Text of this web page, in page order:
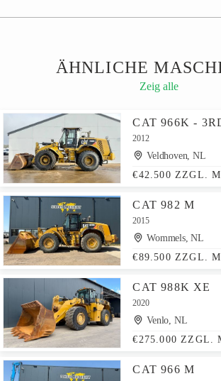
ÄHNLICHE
Zeig alle
2012
Veldhoven, NL
€42.500 ZZGL.
CAT 982 M
2015
Wommels, NL
€89.500 ZZGL.
CAT 988K XE
2020
Venlo, NL
€275.000 ZZGL.
CAT 966 M